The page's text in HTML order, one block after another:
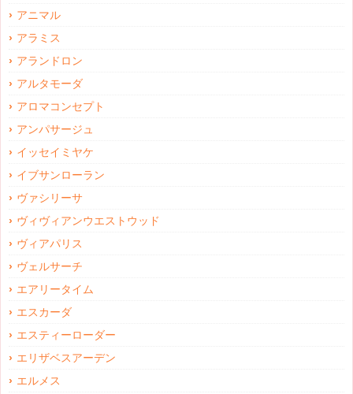
アニマル
アラミス
アランドロン
アルタモーダ
アロマコンセプト
アンパサージュ
イッセイミヤケ
イブサンローラン
ヴァシリーサ
ヴィヴィアンウエストウッド
ヴィアパリス
ヴェルサーチ
エアリータイム
エスカーダ
エスティーローダー
エリザベスアーデン
エルメス